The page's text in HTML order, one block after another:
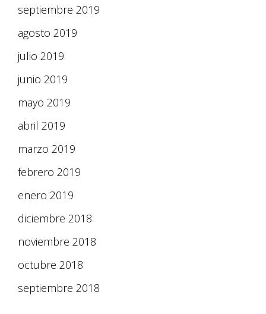
septiembre 2019
agosto 2019
julio 2019
junio 2019
mayo 2019
abril 2019
marzo 2019
febrero 2019
enero 2019
diciembre 2018
noviembre 2018
octubre 2018
septiembre 2018